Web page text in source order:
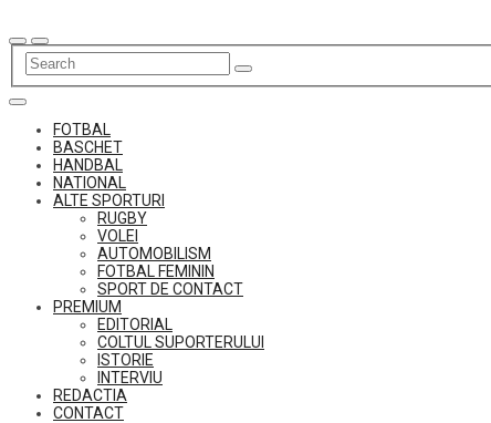
to
content
FOTBAL
BASCHET
HANDBAL
NATIONAL
ALTE SPORTURI
RUGBY
VOLEI
AUTOMOBILISM
FOTBAL FEMININ
SPORT DE CONTACT
PREMIUM
EDITORIAL
COLTUL SUPORTERULUI
ISTORIE
INTERVIU
REDACTIA
CONTACT